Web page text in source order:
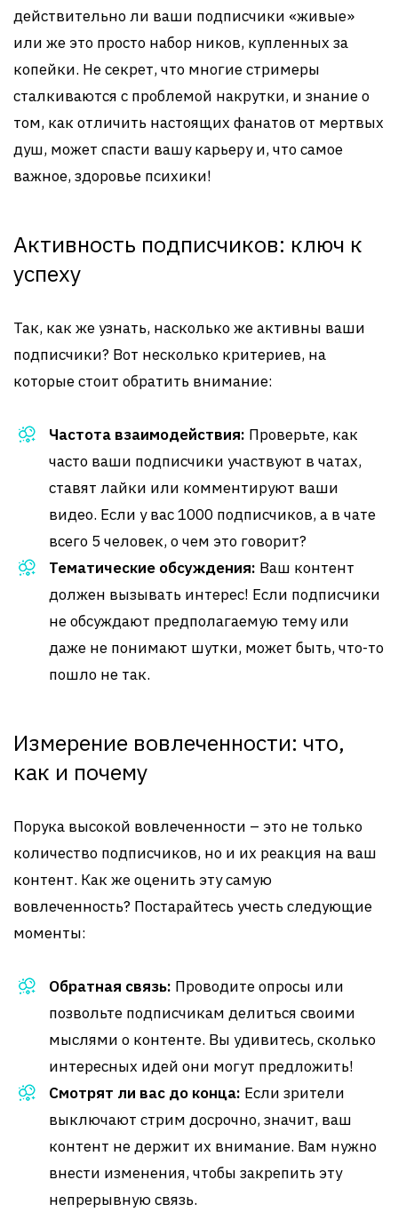
действительно ли ваши подписчики «живые»
или же это просто набор ников, купленных за
копейки. Не секрет, что многие стримеры
сталкиваются с проблемой накрутки, и знание о
том, как отличить настоящих фанатов от мертвых
душ, может спасти вашу карьеру и, что самое
важное, здоровье психики!
Активность подписчиков: ключ к
успеху
Так, как же узнать, насколько же активны ваши
подписчики? Вот несколько критериев, на
которые стоит обратить внимание:
Частота взаимодействия: Проверьте, как
часто ваши подписчики участвуют в чатах,
ставят лайки или комментируют ваши
видео. Если у вас 1000 подписчиков, а в чате
всего 5 человек, о чем это говорит?
Тематические обсуждения: Ваш контент
должен вызывать интерес! Если подписчики
не обсуждают предполагаемую тему или
даже не понимают шутки, может быть, что-то
пошло не так.
Измерение вовлеченности: что,
как и почему
Порука высокой вовлеченности – это не только
количество подписчиков, но и их реакция на ваш
контент. Как же оценить эту самую
вовлеченность? Постарайтесь учесть следующие
моменты:
Обратная связь: Проводите опросы или
позвольте подписчикам делиться своими
мыслями о контенте. Вы удивитесь, сколько
интересных идей они могут предложить!
Смотрят ли вас до конца: Если зрители
выключают стрим досрочно, значит, ваш
контент не держит их внимание. Вам нужно
внести изменения, чтобы закрепить эту
непрерывную связь.